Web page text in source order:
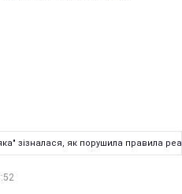
зізналася, як порушила правила